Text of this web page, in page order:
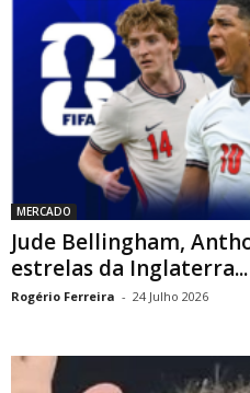
MERCADO
Jude Bellingham,
estrelas da Inglaterra...
Rogério Ferreira - 24 Julho 2026